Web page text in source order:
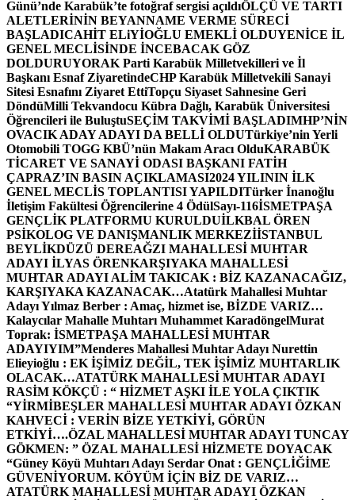
Günü’nde Karabük’te fotoğraf sergisi açıldıÖLÇÜ VE TARTI
ALETLERİNİN BEYANNAME VERME SÜRECİ
BAŞLADICAHİT ELiYİOĞLU EMEKLİ OLDUYENİCE İL
GENEL MECLİSİNDE İNCEBACAK GÖZ
DOLDURUYORAK Parti Karabük Milletvekilleri ve İl
Başkanı Esnaf ZiyaretindeCHP Karabük Milletvekili Sanayi
Sitesi Esnafını Ziyaret EttiTopçu Siyaset Sahnesine Geri
DöndüMilli Tekvandocu Kübra Dağlı, Karabük Üniversitesi
Öğrencileri ile BuluştuSEÇİM TAKVİMİ BAŞLADIMHP’NİN
OVACIK ADAY ADAYI DA BELLİ OLDUTürkiye’nin Yerli
Otomobili TOGG KBÜ’nün Makam Aracı OlduKARABÜK
TİCARET VE SANAYİ ODASI BAŞKANI FATİH
ÇAPRAZ’IN BASIN AÇIKLAMASI2024 YILININ İLK
GENEL MECLİS TOPLANTISI YAPILDITürker İnanoğlu
İletişim Fakültesi Öğrencilerine 4 ÖdülSayı-116İSMETPAŞA
GENÇLİK PLATFORMU KURULDUİLKBAL ÖREN
PSİKOLOG VE DANIŞMANLIK MERKEZİİSTANBUL
BEYLİKDÜZÜ DEREAĞZI MAHALLESİ MUHTAR
ADAYI İLYAS ÖRENKARŞIYAKA MAHALLESİ
MUHTAR ADAYI ALİM TAKICAK : BİZ KAZANACAĞIZ,
KARŞIYAKA KAZANACAK…Atatürk Mahallesi Muhtar
Adayı Yılmaz Berber : Amaç, hizmet ise, BİZDE VARIZ…
Kalaycılar Mahalle Muhtarı Muhammet KaradöngelMurat
Toprak: İSMETPAŞA MAHALLESİ MUHTAR
ADAYIYIM”Menderes Mahallesi Muhtar Adayı Nurettin
Elieyioğlu : EK İŞİMİZ DEĞİL, TEK İŞİMİZ MUHTARLIK
OLACAK…ATATÜRK MAHALLESİ MUHTAR ADAYI
RASİM KÖKÇÜ : “ HİZMET AŞKI İLE YOLA ÇIKTIK
“YİRMİBEŞLER MAHALLESİ MUHTAR ADAYI ÖZKAN
KAHVECİ : VERİN BİZE YETKİYİ, GÖRÜN
ETKİYİ….ÖZAL MAHALLESİ MUHTAR ADAYI TUNCAY
GÖKMEN: ” ÖZAL MAHALLESİ HİZMETE DOYACAK
“Güney Köyü Muhtarı Adayı Serdar Onat : GENÇLİĞİME
GÜVENİYORUM. KÖYÜM İÇİN BİZ DE VARIZ…
ATATÜRK MAHALLESİ MUHTAR ADAYI ÖZKAN